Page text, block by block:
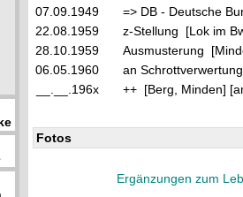
07.09.1949
=> DB - Deutsche
22.08.1959
z-Stellung [Lok im
28.10.1959
Ausmusterung
06.05.1960
an
__.__.196x
++ [Berg, Minden]
Fotos
Ergänzungen zum